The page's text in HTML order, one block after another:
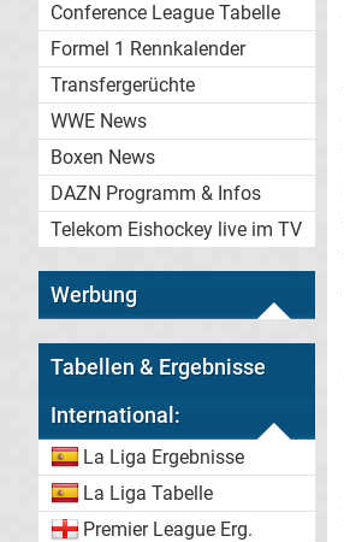
Conference League Tabelle
Formel 1 Rennkalender
Transfergerüchte
WWE News
Boxen News
DAZN Programm & Infos
Telekom Eishockey live im TV
Werbung
Tabellen & Ergebnisse
International:
La Liga Ergebnisse
La Liga Tabelle
Premier League Erg.